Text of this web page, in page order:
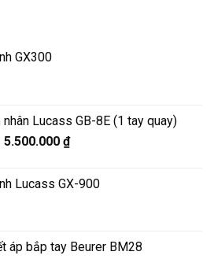
GX300
Lucass GB-8E (1 tay quay)
Giá
5.900.000 ₫.
5.500.000 ₫Giá
là:
Lucass GX-900
áp bắp tay Beurer BM28